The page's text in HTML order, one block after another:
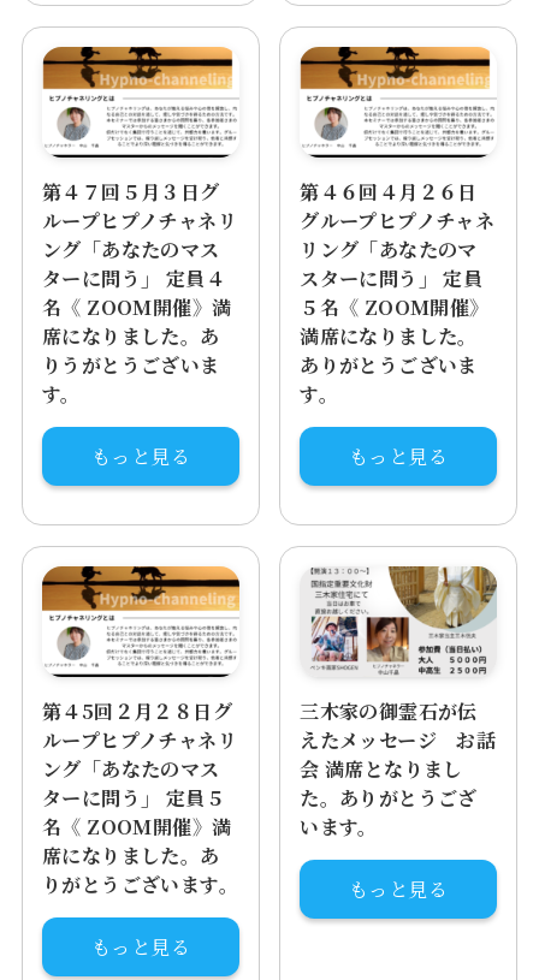
第４７回５月３日グ
ループヒプノチャネリ
ング「あなたのマス
ターに問う」 定員４
名《 ZOOM開催》満
席になりました。あ
りうがとうございま
す。
もっと見る
第４６回４月２６日
グループヒプノチャネ
リング「あなたのマ
スターに問う」 定員
５名《 ZOOM開催》
満席になりました。
ありがとうございま
す。
もっと見る
第４5回２月２８日グ
ループヒプノチャネリ
ング「あなたのマス
ターに問う」 定員５
名《 ZOOM開催》満
席になりました。あ
りがとうございます。
もっと見る
三木家の御霊石が伝
えたメッセージ お話
会 満席となりまし
た。ありがとうござ
います。
もっと見る